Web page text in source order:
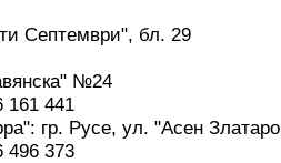
Септември", бл. 29
№24
161 441
гр. Русе, ул. "Асен
496 373